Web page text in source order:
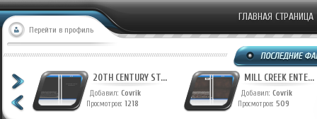
Перейти в профиль
ГЛАВНАЯ СТРАНИЦА
20TH CENTURY ST...
Добавил: Covrik
Просмотров: 1218
MILL CREEK ENTE...
Добавил: Covrik
Просмотров: 509